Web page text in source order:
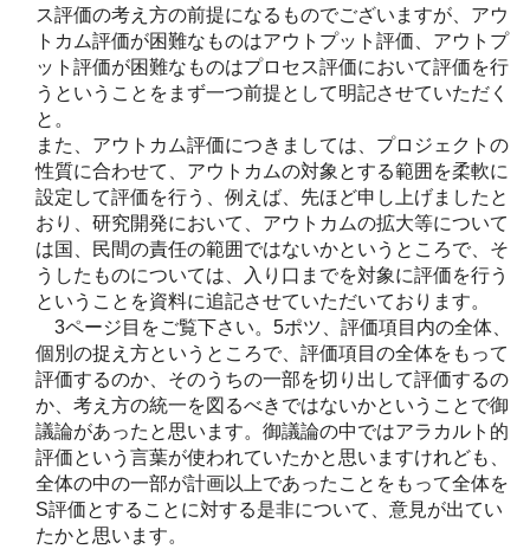
ス評価の考え方の前提になるものでございますが、アウ
トカム評価が困難なものはアウトプット評価、アウトプ
ット評価が困難なものはプロセス評価において評価を行
うということをまず一つ前提として明記させていただく
と。
また、アウトカム評価につきましては、プロジェクトの
性質に合わせて、アウトカムの対象とする範囲を柔軟に
設定して評価を行う、例えば、先ほど申し上げましたと
おり、研究開発において、アウトカムの拡大等について
は国、民間の責任の範囲ではないかというところで、そ
うしたものについては、入り口までを対象に評価を行う
ということを資料に追記させていただいております。
3ページ目をご覧下さい。5ポツ、評価項目内の全体、
個別の捉え方というところで、評価項目の全体をもって
評価するのか、そのうちの一部を切り出して評価するの
か、考え方の統一を図るべきではないかということで御
議論があったと思います。御議論の中ではアラカルト的
評価という言葉が使われていたかと思いますけれども、
全体の中の一部が計画以上であったことをもって全体を
S評価とすることに対する是非について、意見が出てい
たかと思います。